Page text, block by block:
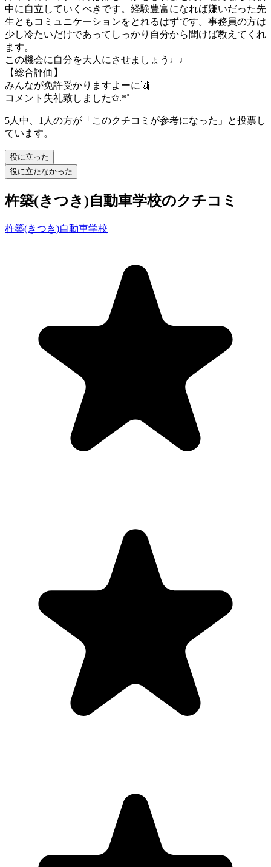
中に自立していくべきです。経験豊富になれば嫌いだった先
生ともコミュニケーションをとれるはずです。事務員の方は
少し冷たいだけであってしっかり自分から聞けば教えてくれ
ます。
この機会に自分を大人にさせましょう♩♩
【総合評価】
みんなが免許受かりますよーに👯
コメント失礼致しました✩.*˚
5人中、1人の方が「このクチコミが参考になった」と投票し
ています。
役に立った
役に立たなかった
杵築(きつき)自動車学校のクチコミ
杵築(きつき)自動車学校